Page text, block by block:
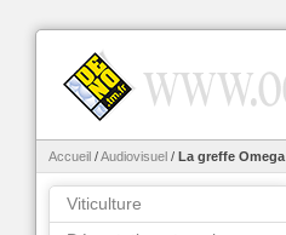
Accueil /Audiovisuel / La greffe Omega
Viticulture